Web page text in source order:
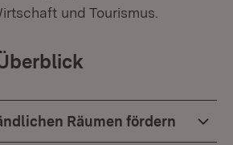
und Tourismus.
Räumen fördern